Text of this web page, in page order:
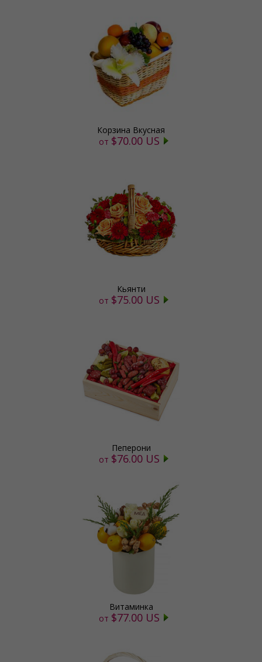
Корзина Вкусная
от $70.00 US
Кьянти
от $75.00 US
Пеперони
от $76.00 US
Витаминка
от $77.00 US